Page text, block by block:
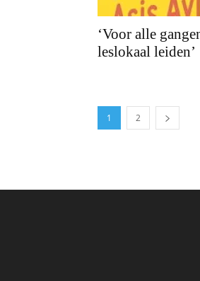
‘Voor alle
leslokaal leiden’
1 2